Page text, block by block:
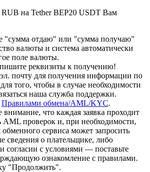
на Tether BEP20 USDT Вам
"сумма отдаю" или "сумма получаю"
валюты и система автоматически
поле валюты.
реквизиты к получению!
почту для получения информации по
того, чтобы в случае необходимости
наша служба поддержки.
Правилами обмена/AML/KYC.
что каждая заявка проходит
AML проверок и, при необходимости,
сервиса может запросить
сведения о плательщике, либо
согласии с условиями — поставьте
ознакомление с правилами.
"Продолжить".